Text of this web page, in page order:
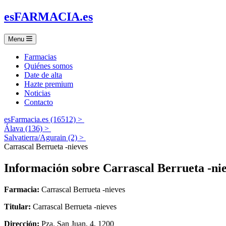
esFARMACIA.es
Menu
Farmacias
Quiénes somos
Date de alta
Hazte premium
Noticias
Contacto
esFarmacia.es (16512) >
Álava (136) >
Salvatierra/Agurain (2) >
Carrascal Berrueta -nieves
Información sobre Carrascal Berrueta -
Farmacia: Carrascal Berrueta -nieves
Titular: Carrascal Berrueta -nieves
Dirección: Pza. San Juan, 4, 1200